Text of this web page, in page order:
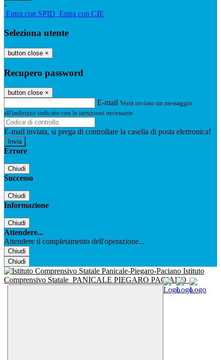
-
Entra con SPID Entra con CIE
Seleziona utente
button close ×
Recupero password
button close ×
E-mail Verrà inviato un messaggio
all'indirizzo indicato con le istruzioni necessarie.
E-mail inviata, si prega di controllare la casella di posta elettronica!
Errore
Chiudi
Successo
Chiudi
Informazione
Chiudi
Attendere...
Attendere il completamento dell'operazione...
Chiudi
Chiudi
Istituto
Comprensivo Statale PANICALE PIEGARO PACIANO